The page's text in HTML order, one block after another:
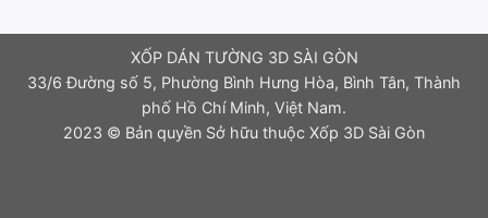
XỐP DÁN TƯỜNG 3D SÀI GÒN
33/6 Đường số 5, Phường Bình Hưng Hòa, Bình Tân, Thành
phố Hồ Chí Minh, Việt Nam.
2023 © Bản quyền Sở hữu thuộc Xốp 3D Sài Gòn